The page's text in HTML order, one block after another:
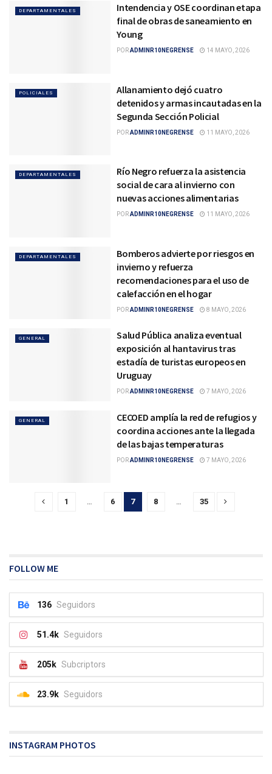
DEPARTAMENTALES
Intendencia y OSE coordinan etapa
final de obras de saneamiento en
Young
PORADMINR10NEGRENSE 14 MAYO, 2026
POLICIALES
Allanamiento dejó cuatro
detenidos y armas incautadas en la
Segunda Sección Policial
PORADMINR10NEGRENSE 11 MAYO, 2026
DEPARTAMENTALES
Río Negro refuerza la asistencia
social de cara al invierno con
nuevas acciones alimentarias
PORADMINR10NEGRENSE 11 MAYO, 2026
DEPARTAMENTALES
Bomberos advierte por riesgos en
invierno y refuerza
recomendaciones para el uso de
calefacción en el hogar
PORADMINR10NEGRENSE 8 MAYO, 2026
GENERAL
Salud Pública analiza eventual
exposición al hantavirus tras
estadía de turistas europeos en
Uruguay
PORADMINR10NEGRENSE 7 MAYO, 2026
GENERAL
CECOED amplía la red de refugios y
coordina acciones ante la llegada
de las bajas temperaturas
PORADMINR10NEGRENSE 7 MAYO, 2026
1 … 6 7 8 … 35
FOLLOW ME
136 Seguidors
51.4k Seguidors
205k Subcriptors
23.9k Seguidors
INSTAGRAM PHOTOS